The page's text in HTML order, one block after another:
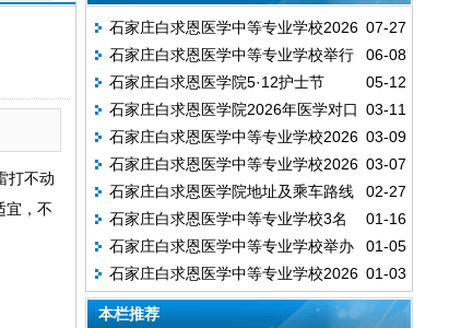
打不动
宜，不
07-27
石家庄白求恩医学中等专业学校2026
年秋季征集计划
06-08
石家庄白求恩医学中等专业学校举行
对口高考考前助威活动
05-12
石家庄白求恩医学院5·12护士节
03-11
石家庄白求恩医学院2026年医学对口
升学赴张家口参加技能考试
03-09
石家庄白求恩医学中等专业学校2026
年对口医学理论考试送考纪实
03-07
石家庄白求恩医学中等专业学校2026
年春季新生开学报到
02-27
石家庄白求恩医学院地址及乘车路线
（2026最新版）
01-16
石家庄白求恩医学中等专业学校3名
学生获得2024—2025学年度中等职业教育
国家奖学金
01-05
石家庄白求恩医学中等专业学校举办
2025年茶话会暨年度工作总结大会
01-03
石家庄白求恩医学中等专业学校2026
年高考动员大会圆满举行
本栏推荐